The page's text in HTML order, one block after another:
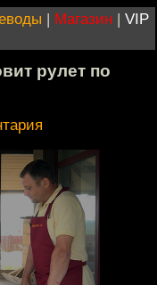
| Магазин | VIP
рулет по